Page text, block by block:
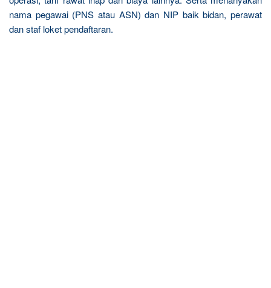
nama pegawai (PNS atau ASN) dan NIP baik bidan, perawat
dan staf loket pendaftaran.